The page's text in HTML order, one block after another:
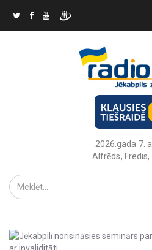
2026.gada 7.
Alfrēds, Fredis,